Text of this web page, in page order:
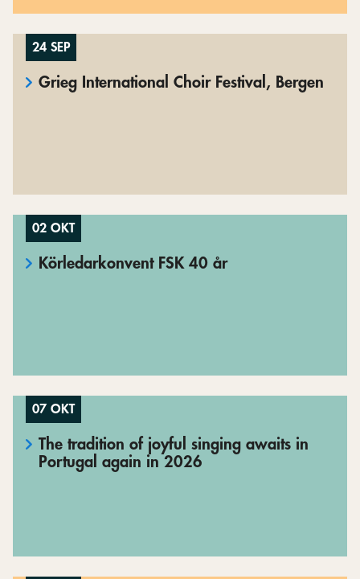
24 SEP
Grieg International Choir Festival, Bergen
02 OKT
Körledarkonvent FSK 40 år
07 OKT
The tradition of joyful singing awaits in
Portugal again in 2026